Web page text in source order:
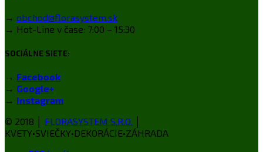
→ obchod@florasystem.sk
→ Hot-Line v čase: 7:00 – 15:30
SOCIÁLNE SIETE:
→ Facebook
→ Google+
→ Instagram
© 2018 │ FLORASYSTEM S.R.O.
KVETY•SVIEČKY•DEKORÁCIE•ZÁHRADA